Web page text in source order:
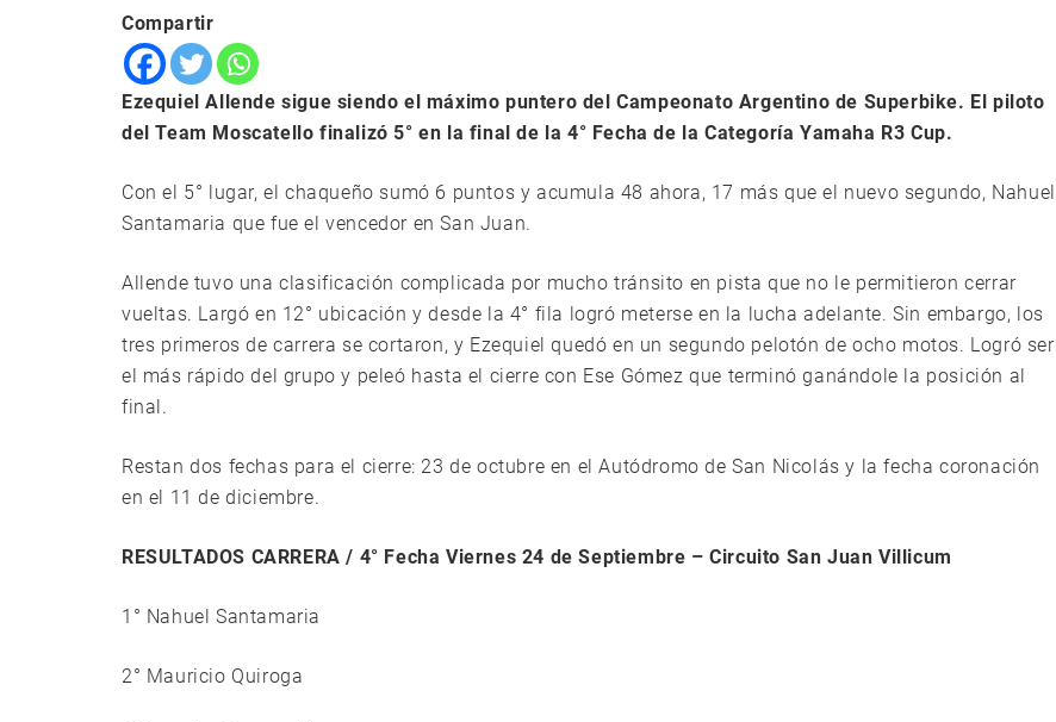
Compartir
Ezequiel Allende sigue siendo el máximo puntero del Campeonato Argentino de Superbike. El piloto
del Team Moscatello finalizó 5° en la final de la 4° Fecha de la Categoría Yamaha R3 Cup.
Con el 5° lugar, el chaqueño sumó 6 puntos y acumula 48 ahora, 17 más que el nuevo segundo, Nahuel
Santamaria que fue el vencedor en San Juan.
Allende tuvo una clasificación complicada por mucho tránsito en pista que no le permitieron cerrar
vueltas. Largó en 12° ubicación y desde la 4° fila logró meterse en la lucha adelante. Sin embargo, los
tres primeros de carrera se cortaron, y Ezequiel quedó en un segundo pelotón de ocho motos. Logró ser
el más rápido del grupo y peleó hasta el cierre con Ese Gómez que terminó ganándole la posición al
final.
Restan dos fechas para el cierre: 23 de octubre en el Autódromo de San Nicolás y la fecha coronación
en el 11 de diciembre.
RESULTADOS CARRERA / 4° Fecha Viernes 24 de Septiembre – Circuito San Juan Villicum
1° Nahuel Santamaria
2° Mauricio Quiroga